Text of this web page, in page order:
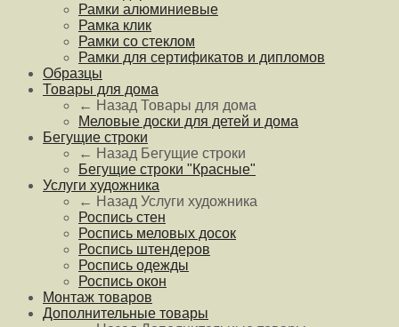
Рамки алюминиевые
Рамка клик
Рамки со стеклом
Рамки для сертификатов и дипломов
Образцы
Товары для дома
← Назад Товары для дома
Меловые доски для детей и дома
Бегущие строки
← Назад Бегущие строки
Бегущие строки "Красные"
Услуги художника
← Назад Услуги художника
Роспись стен
Роспись меловых досок
Роспись штендеров
Роспись одежды
Роспись окон
Монтаж товаров
Дополнительные товары